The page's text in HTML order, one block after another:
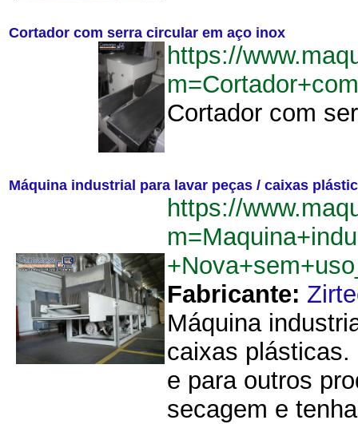
Cortador com serra circular em aço inox
https://
Cortador com
Máquina industrial para lavar peças / caixas
https://
Fabricante:
Máquina
caixas plásticas.
e para outros
secagem e